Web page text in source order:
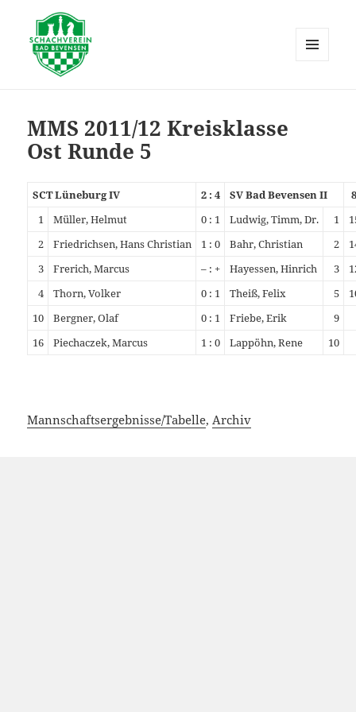
MMS 2011/12 Kreisklasse
Ost Runde 5
SCT Lüneburg IV 2 : 4 SV Bad Bevensen II
1
Müller, Helmut 0 : 1 Ludwig, Timm, Dr. 1
2
Friedrichsen, Hans Christian 1 : 0 Bahr, Christian 2
3
Frerich, Marcus – : + Hayessen, Hinrich 3
4
Thorn, Volker 0 : 1 Theiß, Felix 5
10
Bergner, Olaf 0 : 1 Friebe, Erik
9
16
Piechaczek, Marcus 1 : 0 Lappöhn, Rene 10
Mannschaftsergebnisse/Tabelle,Archiv